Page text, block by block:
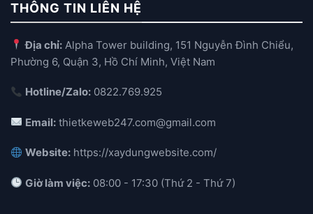
THÔNG TIN LIÊN HỆ
Địa chỉ: Alpha Tower building, 151 Nguyễn Đình Chiểu,
Phường 6, Quận 3, Hồ Chí Minh, Việt Nam
Hotline/Zalo: 0822.769.925
Email: thietkeweb247.com@gmail.com
Website: https://xaydungwebsite.com/
Giờ làm việc: 08:00 - 17:30 (Thứ 2 - Thứ 7)